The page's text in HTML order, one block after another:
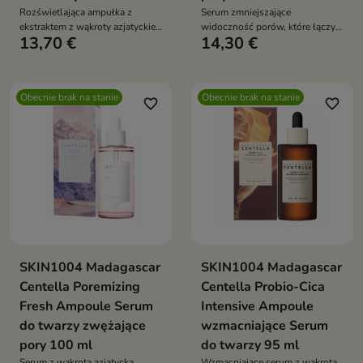
Rozświetlająca ampułka z
ekstraktem z wąkroty azjatyckiej,
która koi, regeneruje i wspiera
pomaga redukować
cerze świeży blask
13,70 €
Serum zmniejszające
widoczność porów, które łączy
wysokie stężenie wąkroty
poprawia elastyczność skóry
14,30 €
Obecnie brak na stanie favorite_border
SKIN1004 Madagascar
Centella Poremizing
Fresh Ampoule Serum
do twarzy zwężające
pory 100 ml
Obecnie brak na stanie favorite_border
SKIN1004 Madagascar
Centella Probio-Cica
Intensive Ampoule
wzmacniające Serum
do twarzy 95 ml